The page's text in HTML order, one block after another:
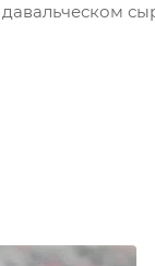
давальческом